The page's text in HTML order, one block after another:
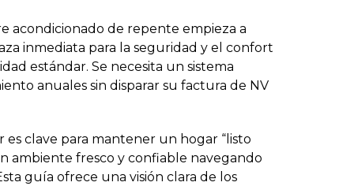
acondicionado de repente empieza a
inmediata para la seguridad y el confort
estándar. Se necesita un sistema
anuales sin disparar su factura de NV
clave para mantener un hogar “listo
ambiente fresco y confiable navegando
guía ofrece una visión clara de los